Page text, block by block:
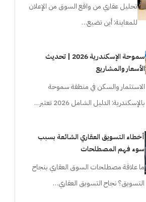
تحليل عقاري من واقع السوق من الإعلان
للمعاينة: أين تضيع…
سموحة الإسكندرية 2026 | تحديث
الأسعار والمشاريع
الاستثمار والسكن في منطقة سموحة
بالإسكندرية: الدليل الشامل 2026 تعتبر…
أخطاء التسويق العقاري الشائعة بسبب
سوء فهم المصطلحات
ما علاقة مصطلحات السوق العقاري بنجاح
التسويق؟ نجاح التسويق العقاري…